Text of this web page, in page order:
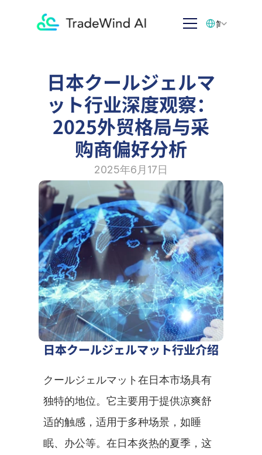
日本クールジェルマ
ット行业深度观察：
2025外贸格局与采
购商偏好分析
2025年6月17日
日本クールジェルマット行业介绍
クールジェルマット在日本市场具有
独特的地位。它主要用于提供凉爽舒
适的触感，适用于多种场景，如睡
眠、办公等。在日本炎热的夏季，这
简体中文